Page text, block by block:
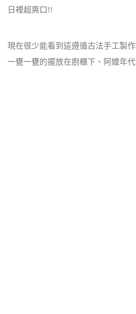
日裡超爽口!!
現在很少能看到這遵循古法手工製
一甕一甕的擺放在廚櫃下、阿嬤年